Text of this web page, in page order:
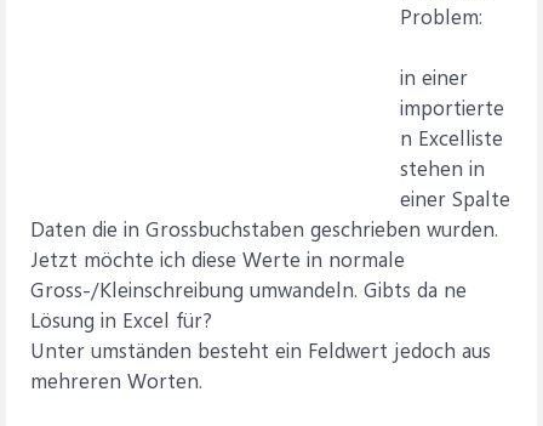
Problem:
in einer
importierte
n Excelliste
stehen in
einer Spalte
Daten die in Grossbuchstaben geschrieben wurden.
Jetzt möchte ich diese Werte in normale
Gross-/Kleinschreibung umwandeln. Gibts da ne
Lösung in Excel für?
Unter umständen besteht ein Feldwert jedoch aus
mehreren Worten.